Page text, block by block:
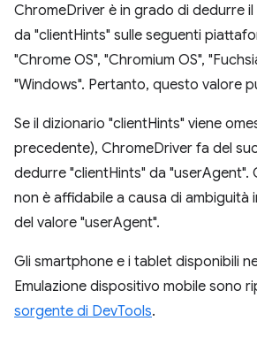
ChromeDriver è in grado di dedurre
da "clientHints" sulle seguenti
"Chrome OS", "Chromium OS",
"Windows". Pertanto, questo valore
Se il dizionario "clientHints" viene
precedente), ChromeDriver fa del
dedurre "clientHints" da "userAgent".
non è affidabile a causa di ambiguità
del valore "userAgent".
Gli smartphone e i tablet disponibili
Emulazione dispositivo mobile sono
sorgente di DevTools.